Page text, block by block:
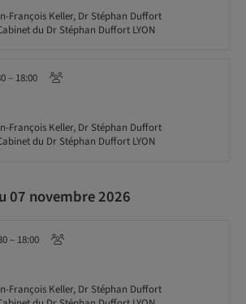
François Keller, Dr Stéphan Duffort
du Dr Stéphan Duffort LYON
– 18:00
François Keller, Dr Stéphan Duffort
du Dr Stéphan Duffort LYON
07 novembre 2026
– 18:00
François Keller, Dr Stéphan Duffort